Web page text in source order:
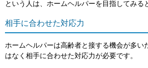
という人は、ホームヘルパーを目指してみる
相手に合わせた対応力
ホームヘルパーは高齢者と接する機会が多い
はなく相手に合わせた対応力が必要です。